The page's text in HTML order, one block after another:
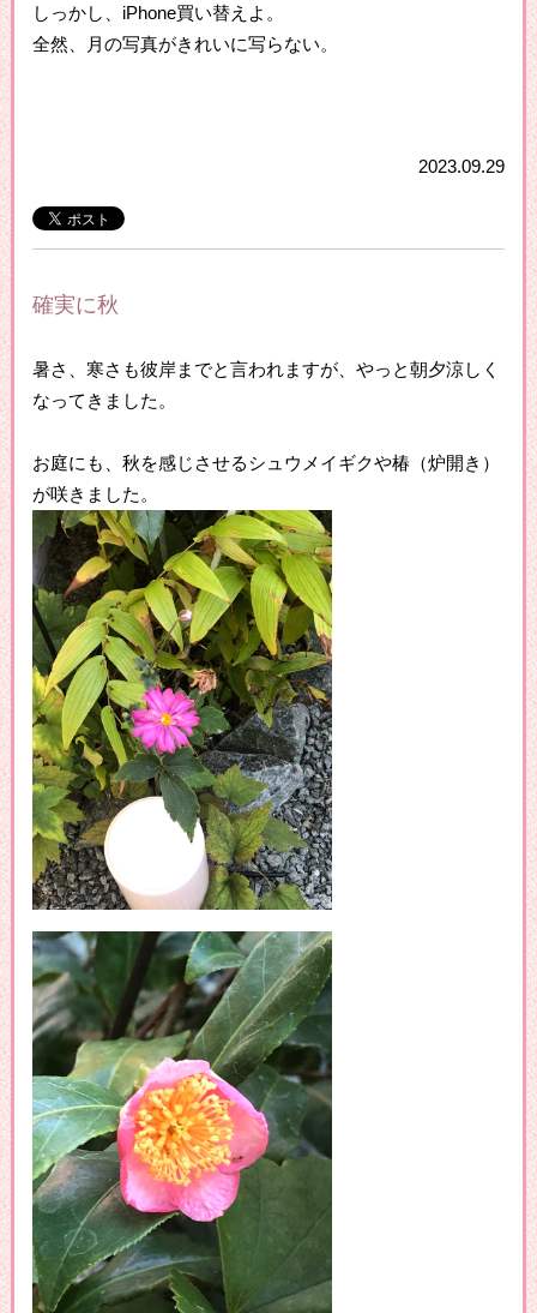
しっかし、iPhone買い替えよ。
全然、月の写真がきれいに写らない。
2023.09.29
確実に秋
暑さ、寒さも彼岸までと言われますが、やっと朝夕涼しく
なってきました。
お庭にも、秋を感じさせるシュウメイギクや椿（炉開き）
が咲きました。